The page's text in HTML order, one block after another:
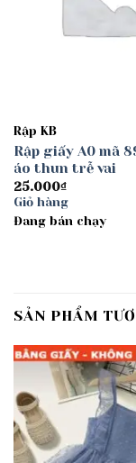
Rập KB
Rập giấy A0 mã
áo thun trễ vai
25.000₫
Giỏ hàng
Đang bán chạy
SẢN PHẨM